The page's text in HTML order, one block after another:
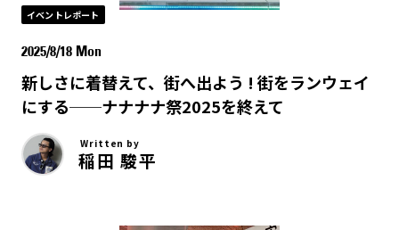
イベントレポート
2025/8/18 Mon
新しさに着替えて、街へ出よう ! 街をランウェイ
にする──ナナナナ祭2025を終えて
Written by
稲田 駿平